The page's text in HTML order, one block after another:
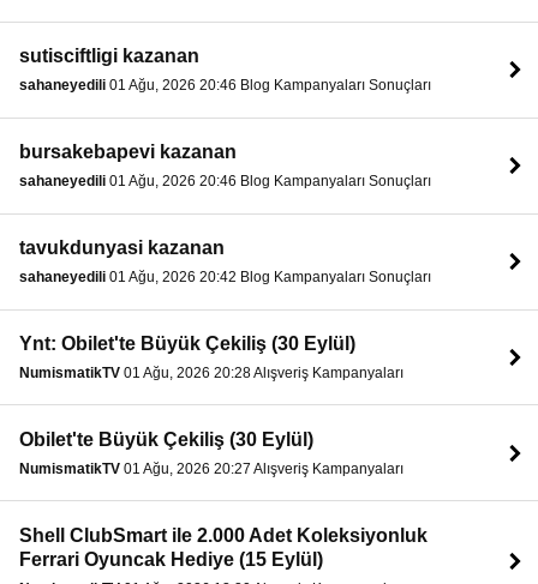
sutisciftligi kazanan
sahaneyedili 01 Ağu, 2026 20:46 Blog Kampanyaları Sonuçları
bursakebapevi kazanan
sahaneyedili 01 Ağu, 2026 20:46 Blog Kampanyaları Sonuçları
tavukdunyasi kazanan
sahaneyedili 01 Ağu, 2026 20:42 Blog Kampanyaları Sonuçları
Ynt: Obilet'te Büyük Çekiliş (30 Eylül)
NumismatikTV 01 Ağu, 2026 20:28 Alışveriş Kampanyaları
Obilet'te Büyük Çekiliş (30 Eylül)
NumismatikTV 01 Ağu, 2026 20:27 Alışveriş Kampanyaları
Shell ClubSmart ile 2.000 Adet Koleksiyonluk
Ferrari Oyuncak Hediye (15 Eylül)